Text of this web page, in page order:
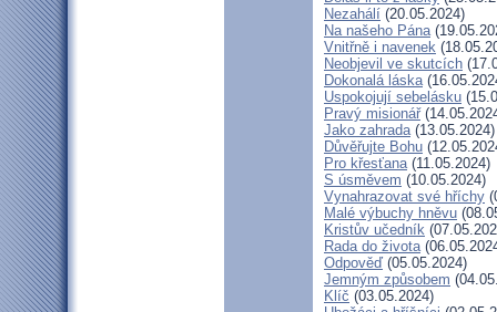
Nezahálí (20.05.2024)
Na našeho Pána
Vnitřně i navenek
Neobjevil ve skutcích
Dokonalá láska
Uspokojují sebelásku
Pravý misionář
Jako zahrada(13.05.2024)
Důvěřujte Bohu
Pro křesťana(11.05.2024)
S úsměvem (10.05.2024)
Vynahrazovat své hříchy
Malé výbuchy hněvu
Kristův učedník
Rada do života
Odpověď (05.05.2024)
Jemným způsobem
Klíč (03.05.2024)